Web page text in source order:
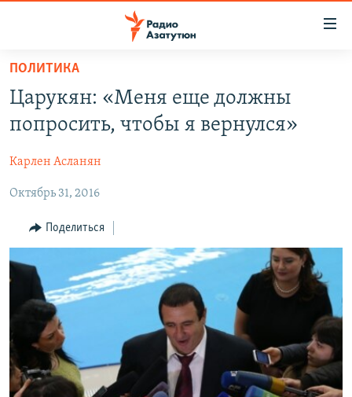
Перейти
основному
содержанию
Перейти
навигации
Перейти
поиску
НОВОСТИ
ПОЛИТИКА
ОБЩЕСТВО
ЭКОНОМИКА
РЕГИОН
НАГОРНЫЙ КАРАБАХ
КУЛЬТУРА
СПОРТ
АРХИВ
Հայերեն
ПОЛИТИКА
Царукян: «Меня еще должны
попросить, чтобы я вернулся»
Карлен Асланян
Октябрь 31, 2016
Поделиться